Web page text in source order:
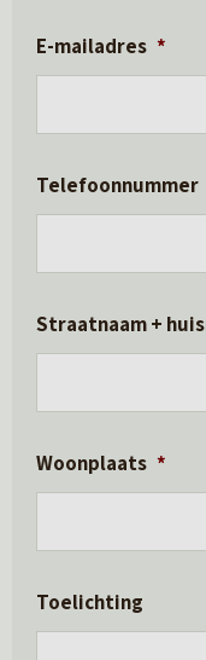
E-mailadres *
Telefoonnummer
Straatnaam +
Woonplaats *
Toelichting